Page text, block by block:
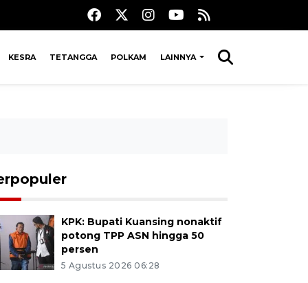
KESRA TETANGGA POLKAM LAINNYA
KPK: Bupati Kuansing nonaktif
potong TPP ASN hingga 50
persen
5 Agustus 2026 06:28